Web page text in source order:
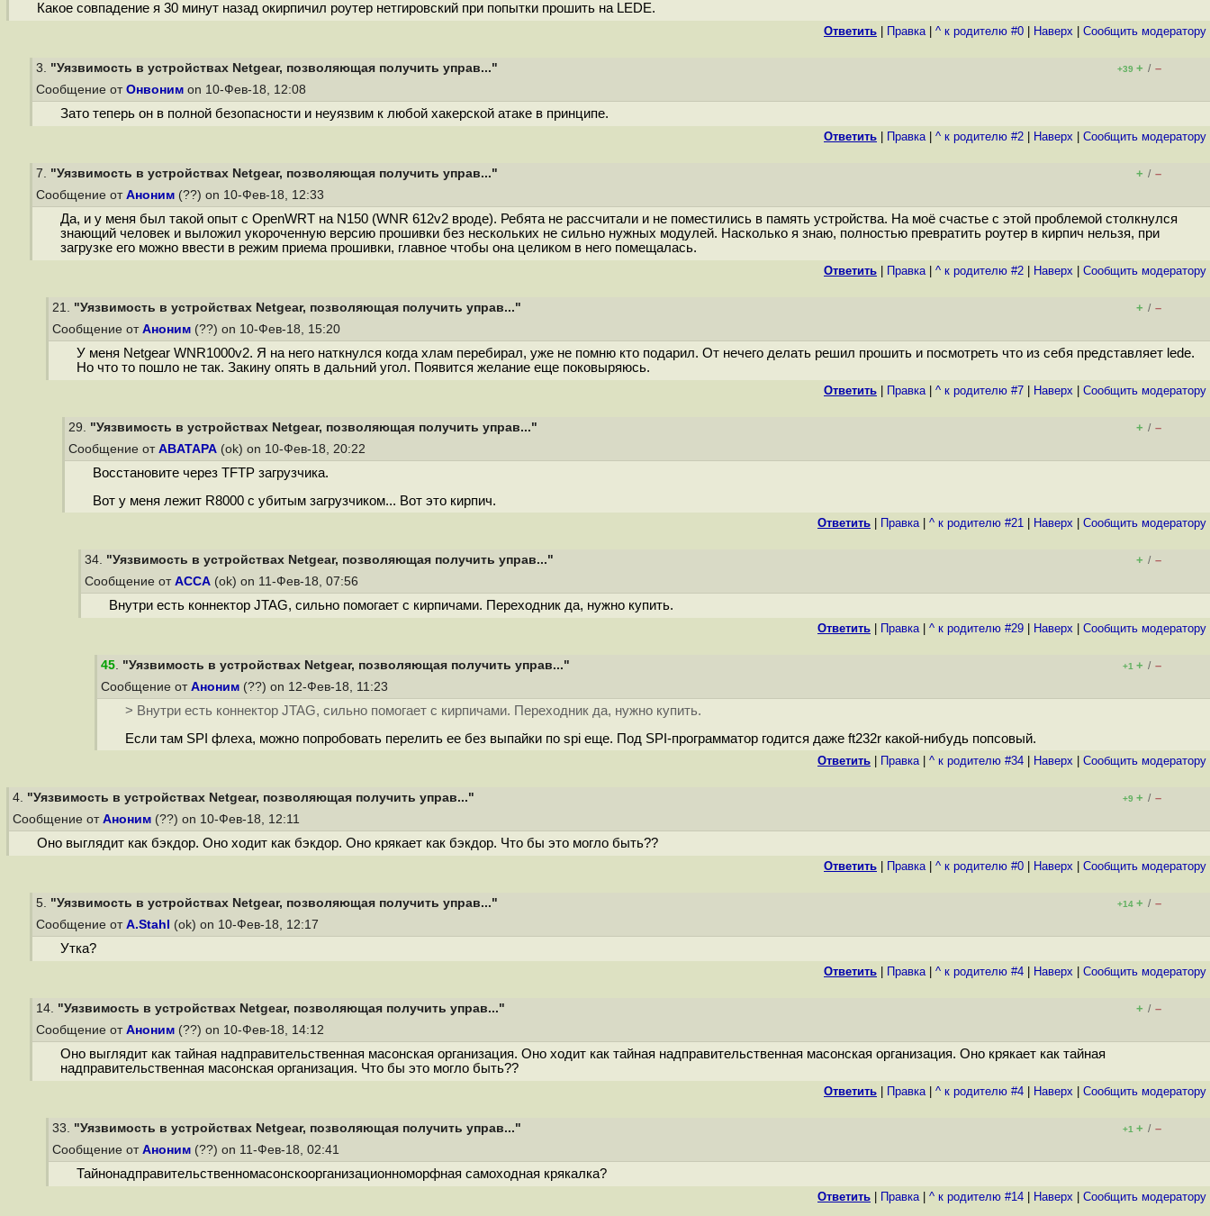
Какое совпадение я 30 минут назад окирпичил роутер нетгировский при попытки прошить на LEDE.
Ответить Правка| ^ к родителю #0 Наверх Cообщить модератору
3. "Уязвимость в устройствах Netgear, позволяющая получить управ..." +39 + / –
Сообщение от Онвоним on 10-Фев-18, 12:08
Зато теперь он в полной безопасности и неуязвим к любой хакерской атаке в принципе.
Ответить Правка| ^ к родителю #2 Наверх Cообщить модератору
7. "Уязвимость в устройствах Netgear, позволяющая получить управ..." + / –
Сообщение от Аноним (??) on 10-Фев-18, 12:33
Да, и у меня был такой опыт с OpenWRT на N150 (WNR 612v2 вроде). Ребята не рассчитали и не поместились в память устройства. На моё счастье с этой проблемой столкнулся
знающий человек и выложил укороченную версию прошивки без нескольких не сильно нужных модулей. Насколько я знаю, полностью превратить роутер в кирпич нельзя, при
загрузке его можно ввести в режим приема прошивки, главное чтобы она целиком в него помещалась.
Ответить Правка| ^ к родителю #2 Наверх Cообщить модератору
21. "Уязвимость в устройствах Netgear, позволяющая получить управ..." + / –
Сообщение от Аноним (??) on 10-Фев-18, 15:20
У меня Netgear WNR1000v2. Я на него наткнулся когда хлам перебирал, уже не помню кто подарил. От нечего делать решил прошить и посмотреть что из себя представляет lede.
Но что то пошло не так. Закину опять в дальний угол. Появится желание еще поковыряюсь.
Ответить Правка| ^ к родителю #7 Наверх Cообщить модератору
29. "Уязвимость в устройствах Netgear, позволяющая получить управ..." + / –
Сообщение от ABATAPA (ok) on 10-Фев-18, 20:22
Восстановите через TFTP загрузчика.
Вот у меня лежит R8000 с убитым загрузчиком... Вот это кирпич.
Ответить Правка| ^ к родителю #21 Наверх Cообщить модератору
34. "Уязвимость в устройствах Netgear, позволяющая получить управ..." + / –
Сообщение от ACCA (ok) on 11-Фев-18, 07:56
Внутри есть коннектор JTAG, сильно помогает с кирпичами. Переходник да, нужно купить.
Ответить Правка| ^ к родителю #29 Наверх Cообщить модератору
45. "Уязвимость в устройствах Netgear, позволяющая получить управ..." +1 + / –
Сообщение от Аноним (??) on 12-Фев-18, 11:23
> Внутри есть коннектор JTAG, сильно помогает с кирпичами. Переходник да, нужно купить.
Если там SPI флеха, можно попробовать перелить ее без выпайки по spi еще. Под SPI-программатор годится даже ft232r какой-нибудь попсовый.
Ответить Правка| ^ к родителю #34 Наверх Cообщить модератору
4. "Уязвимость в устройствах Netgear, позволяющая получить управ..." +9 + / –
Сообщение от Аноним (??) on 10-Фев-18, 12:11
Оно выглядит как бэкдор. Оно ходит как бэкдор. Оно крякает как бэкдор. Что бы это могло быть??
Ответить Правка| ^ к родителю #0 Наверх Cообщить модератору
5. "Уязвимость в устройствах Netgear, позволяющая получить управ..." +14 + / –
Сообщение от A.Stahl (ok) on 10-Фев-18, 12:17
Утка?
Ответить Правка| ^ к родителю #4 Наверх Cообщить модератору
14. "Уязвимость в устройствах Netgear, позволяющая получить управ..." + / –
Сообщение от Аноним (??) on 10-Фев-18, 14:12
Оно выглядит как тайная надправительственная масонская организация. Оно ходит как тайная надправительственная масонская организация. Оно крякает как тайная
надправительственная масонская организация. Что бы это могло быть??
Ответить Правка| ^ к родителю #4 Наверх Cообщить модератору
33. "Уязвимость в устройствах Netgear, позволяющая получить управ..." +1 + / –
Сообщение от Аноним (??) on 11-Фев-18, 02:41
Тайнонадправительственномасонскоорганизационноморфная самоходная крякалка?
Ответить Правка| ^ к родителю #14 Наверх Cообщить модератору